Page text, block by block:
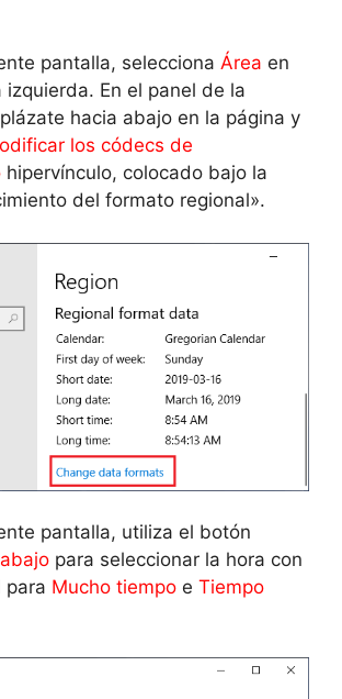
pantalla, selecciona Área en
izquierda. En el panel de la
hacia abajo en la página y
los códecs de
hipervínculo, colocado bajo la
del formato regional».
pantalla, utiliza el botón
para seleccionar la hora con
para Mucho tiempo e Tiempo